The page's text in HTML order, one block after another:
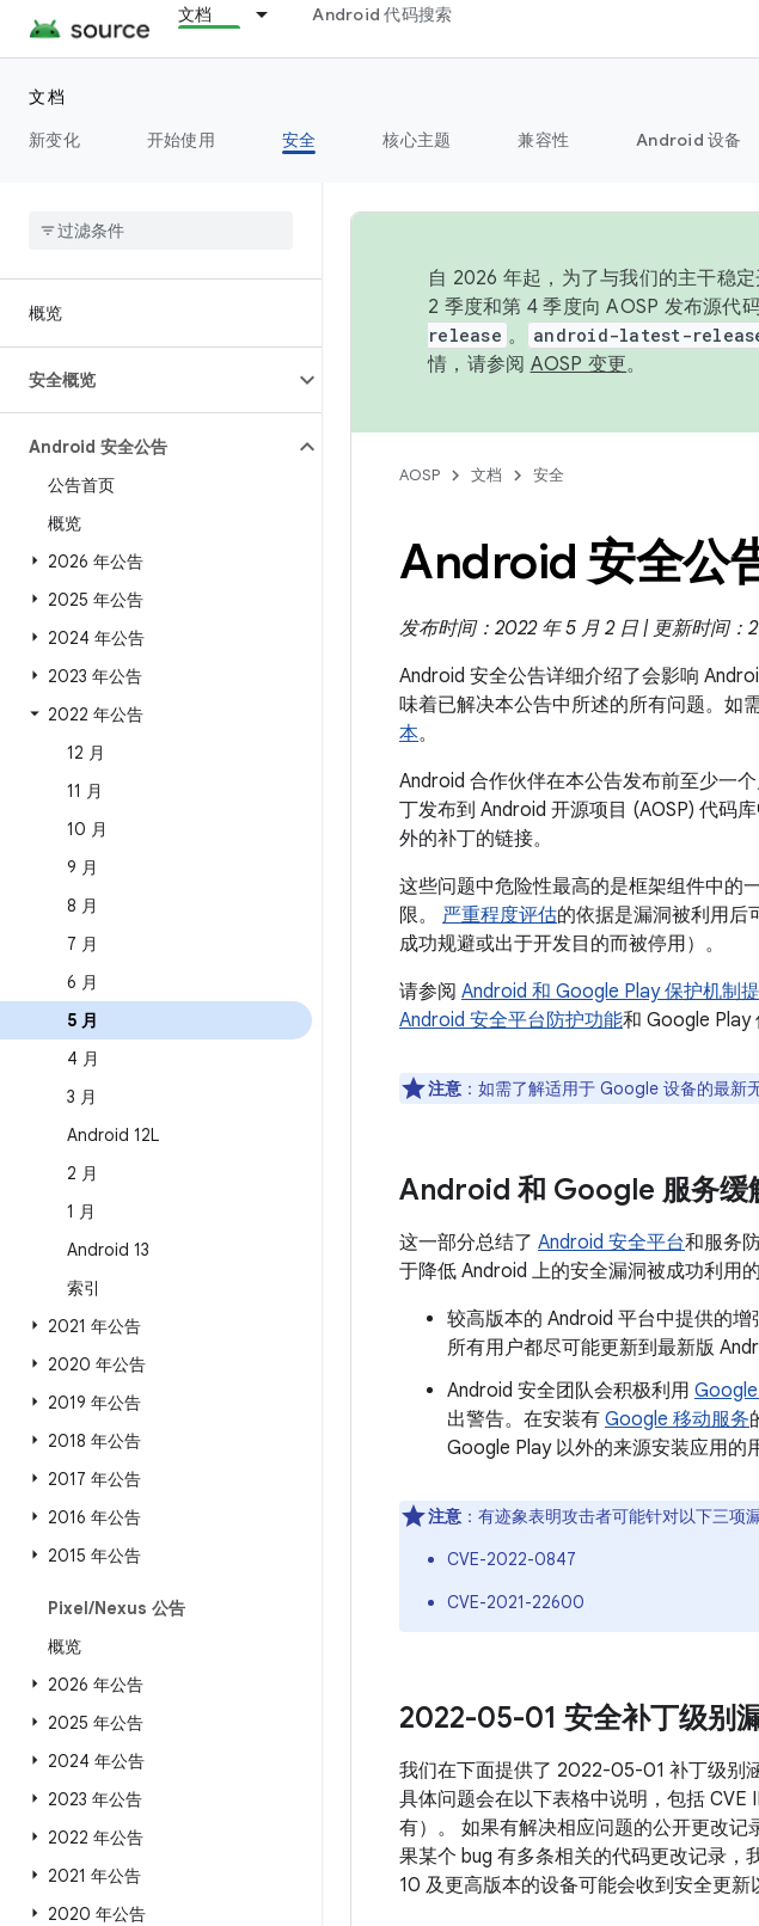
文档 Android 代码搜索
文档
新变化
开始使用 安全 核心主题 兼容性 Android 设备
概览
安全概览
Android 安全公告
公告首页
概览
2026 年公告
2025 年公告
2024 年公告
2023 年公告
2022 年公告
12 月
11 月
10 月
9 月
8 月
7 月
6 月
5 月
4 月
3 月
Android 12L
2 月
1 月
Android 13
索引
2021 年公告
2020 年公告
2019 年公告
2018 年公告
2017 年公告
2016 年公告
2015 年公告
Pixel/Nexus 公告
概览
2026 年公告
2025 年公告
2024 年公告
2023 年公告
2022 年公告
2021 年公告
2020 年公告
自 2026 年起，为了与我们的主干稳
2 季度和第 4 季度向 AOSP 发布源代
release 。 android-latest-
情，请参阅 AOSP 变更。
AOSP 文档 安全
Android 安全公
发布时间：2022 年 5 月 2 日 | 更新时间：
Android 安全公告详细介绍了会影响
味着已解决本公告中所述的所有问题。如
本。
Android 合作伙伴在本公告发布前至少一
丁发布到 Android 开源项目 (AOSP) 代码
外的补丁的链接。
这些问题中危险性最高的是框架组件中的
限。 严重程度评估的依据是漏洞被利用后
成功规避或出于开发目的而被停用）。
请参阅 Android 和 Google Play 保护机制
Android 安全平台防护功能和 Google Play
注意 ：如需了解适用于 Google 设备的最新
Android 和 Google 服务缓
这一部分总结了 Android 安全平台和服务
于降低 Android 上的安全漏洞被成功利用的
较高版本的 Android 平台中提供的
所有用户都尽可能更新到最新版
Android 安全团队会积极利用
出警告。在安装有 Google 移动服务
Google Play 以外的来源安装应用的
注意 ：有迹象表明攻击者可能针对以下三项
CVE-2022-0847
CVE-2021-22600
2022-05-01 安全补丁级别
我们在下面提供了 2022-05-01 补丁级别
具体问题会在以下表格中说明，包括 CVE
有）。 如果有解决相应问题的公开更改记
果某个 bug 有多条相关的代码更改记录，
10 及更高版本的设备可能会收到安全更新